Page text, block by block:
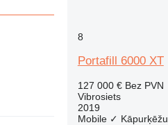
8
Portafill 6000 XT
127 000 € Bez PVN
Vibrosiets
2019
Mobile ✓